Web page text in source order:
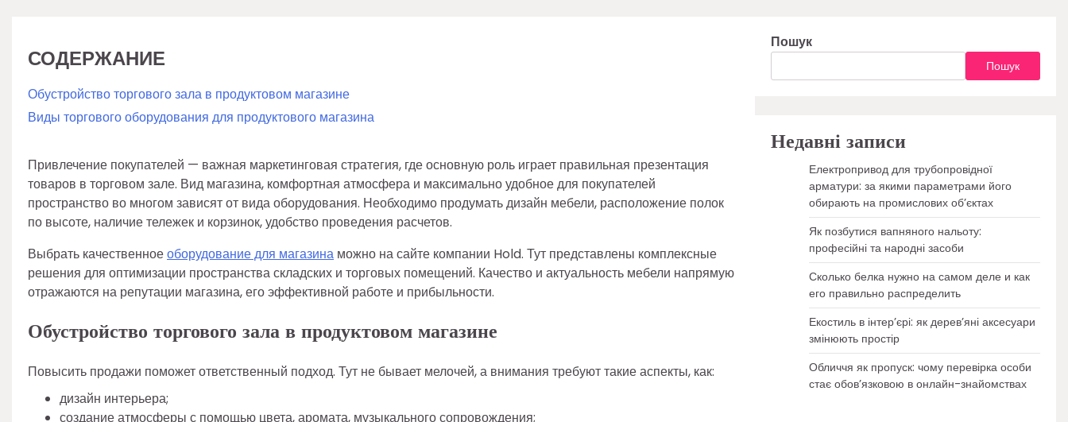
СОДЕРЖАНИЕ
Обустройство торгового зала в продуктовом магазине
Виды торгового оборудования для продуктового магазина
Привлечение покупателей — важная маркетинговая стратегия, где основную роль играет правильная презентация
товаров в торговом зале. Вид магазина, комфортная атмосфера и максимально удобное для покупателей
пространство во многом зависят от вида оборудования. Необходимо продумать дизайн мебели, расположение полок
по высоте, наличие тележек и корзинок, удобство проведения расчетов.
Выбрать качественноеоборудование для магазина можно на сайте компании Hold. Тут представлены комплексные
решения для оптимизации пространства складских и торговых помещений. Качество и актуальность мебели напрямую
отражаются на репутации магазина, его эффективной работе и прибыльности.
Обустройство торгового зала в продуктовом магазине
Повысить продажи поможет ответственный подход. Тут не бывает мелочей, а внимания требуют такие аспекты, как:
дизайн интерьера;
создание атмосферы с помощью цвета, аромата, музыкального сопровождения;
Пошук
Пошук
Недавні записи
Електропривод для трубопровідної
арматури: за якими параметрами його
обирають на промислових об’єктах
Як позбутися вапняного нальоту:
професійні та народні засоби
Сколько белка нужно на самом деле и как
его правильно распределить
Екостиль в інтер’єрі: як дерев’яні аксесуари
змінюють простір
Обличчя як пропуск: чому перевірка особи
стає обов’язковою в онлайн-знайомствах